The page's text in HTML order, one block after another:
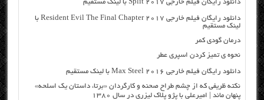
دانلود رایگان فیلم خارجی Split 2017 با لینک مستقیم
دانلود رایگان فیلم خارجی Resident Evil The Final Chapter 2017 با
لینک مستقیم
درمان گودی کمر
نحوه ی تمیز کردن اسپری عطر
دانلود رایگان فیلم خارجی Max Steel 2016 با لینک مستقیم
نکته ظریفی که از چشم طراح صحنه و کارگردان «برتا، داستان یک اسلحه»
پنهان ماند | امیر‌علی با پژو پلاک لیزری در سال ۱۳۸۰